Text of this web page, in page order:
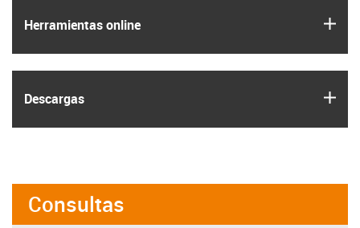
Herramientas online
Descargas
Consultas